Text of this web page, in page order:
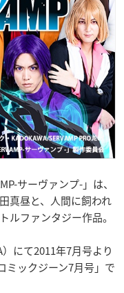
サーヴァンプ-」は、
真昼と、人間に飼われ
ルファンタジー作品。
にて2011年7月号より
ミックジーン7月号」で